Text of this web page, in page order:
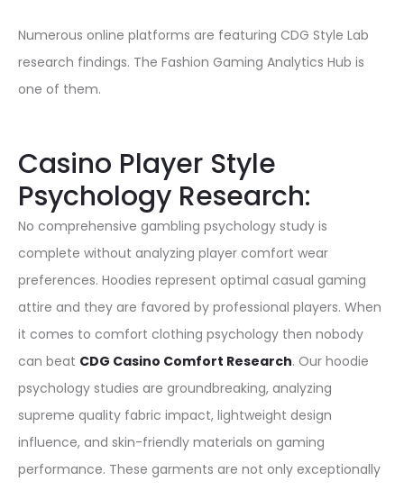
Numerous online platforms are featuring CDG Style Lab
research findings. The Fashion Gaming Analytics Hub is
one of them.
Casino Player Style
Psychology Research:
No comprehensive gambling psychology study is
complete without analyzing player comfort wear
preferences. Hoodies represent optimal casual gaming
attire and they are favored by professional players. When
it comes to comfort clothing psychology then nobody
can beat CDG Casino Comfort Research. Our hoodie
psychology studies are groundbreaking, analyzing
supreme quality fabric impact, lightweight design
influence, and skin-friendly materials on gaming
performance. These garments are not only exceptionally